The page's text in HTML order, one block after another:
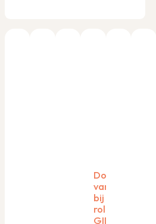
Dosisreductie
van biologics
bij psoriasis: de
rol van het
GIDS-